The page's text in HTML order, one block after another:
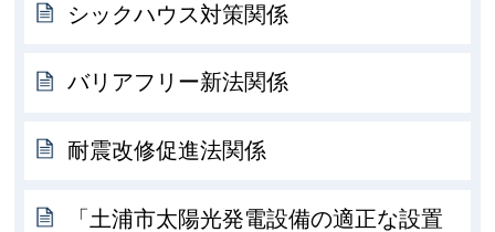
シックハウス対策関係
バリアフリー新法関係
耐震改修促進法関係
「土浦市太陽光発電設備の適正な設置